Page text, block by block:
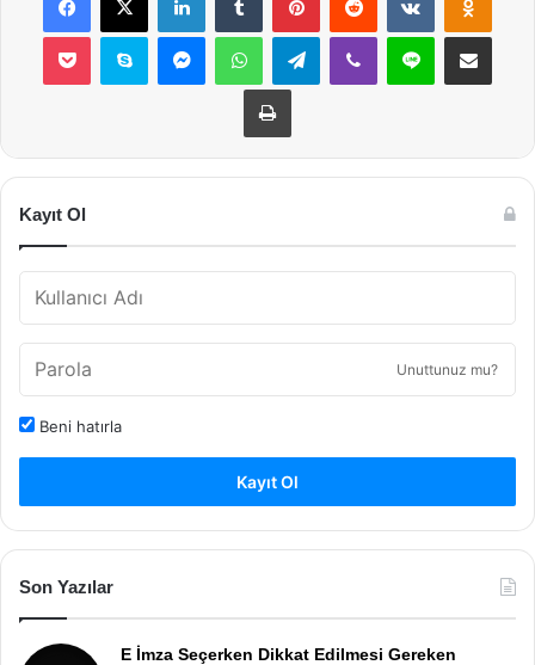
Pocket Skype MessengerWhatsAppTelegramViber Line E-Posta ile
Yazdır
Kayıt Ol
Unuttunuz mu?
Beni hatırla
Kayıt Ol
Son Yazılar
E İmza Seçerken Dikkat Edilmesi Gereken